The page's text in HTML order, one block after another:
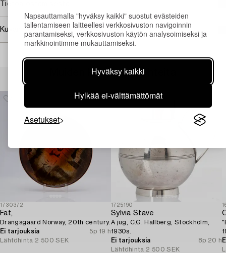
Napsauttamalla "hyväksy kaikki" suostut evästeiden
tallentamiseen laitteellesi verkkosivuston navigoinnin
parantamiseksi, verkkosivuston käytön analysoimiseksi ja
markkinointimme mukauttamiseksi.
Hyväksy kaikki
Hylkää ei-välttämättömät
Asetukset
Tietoa ostamisesta
Kuvan käyttöoikeudet
Muiden katsomia kohteita
1730372
Fat,
Drangsgaard Norway, 20th century.
Ei tarjouksia
5p 19 h
Lähtöhinta 2 500 SEK
1725190
Sylvia Stave
A jug, C.G. Hallberg, Stockholm,
1930s.
Ei tarjouksia
8p 20 h
Lähtöhinta 2 500 SEK